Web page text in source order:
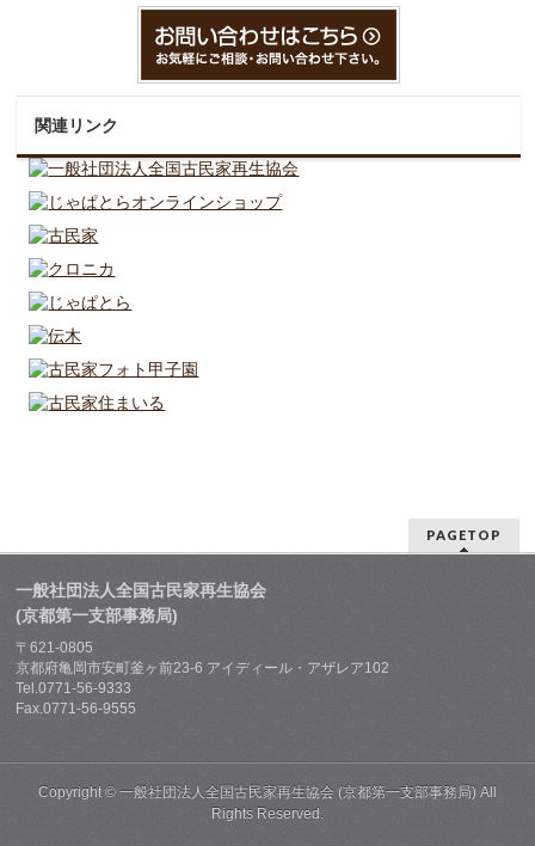
関連リンク
PAGETOP
一般社団法人全国古民家再生協会
(京都第一支部事務局)
〒621-0805
京都府亀岡市安町釜ヶ前23-6 アイディール・アザレア102
Tel.0771-56-9333
Fax.0771-56-9555
Copyright © 一般社団法人全国古民家再生協会 (京都第一支部事務局) All
Rights Reserved.